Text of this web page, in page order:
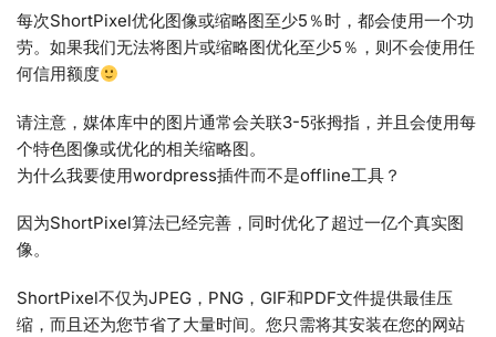
每次ShortPixel优化图像或缩略图至少5％时，都会使用一个功
劳。如果我们无法将图片或缩略图优化至少5％，则不会使用任
何信用额度
请注意，媒体库中的图片通常会关联3-5张拇指，并且会使用每
个特色图像或优化的相关缩略图。
为什么我要使用wordpress插件而不是offline工具？
因为ShortPixel算法已经完善，同时优化了超过一亿个真实图
像。
ShortPixel不仅为JP​​EG，PNG，GIF和PDF文件提供最佳压
缩，而且还为您节省了大量时间。您只需将其安装在您的网站